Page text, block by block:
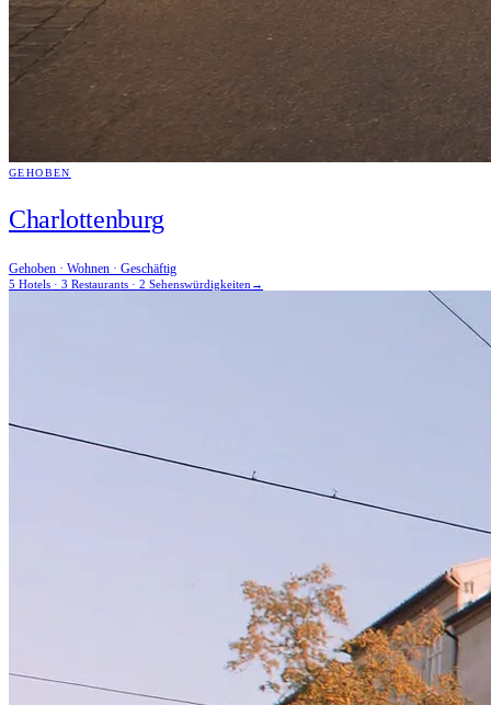
GEHOBEN
Charlottenburg
Gehoben · Wohnen · Geschäftig
5 Hotels · 3 Restaurants · 2 Sehenswürdigkeiten →